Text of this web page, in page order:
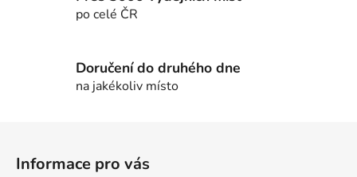
po celé ČR
Doručení do druhého dne
na jakékoliv místo
Informace pro vás